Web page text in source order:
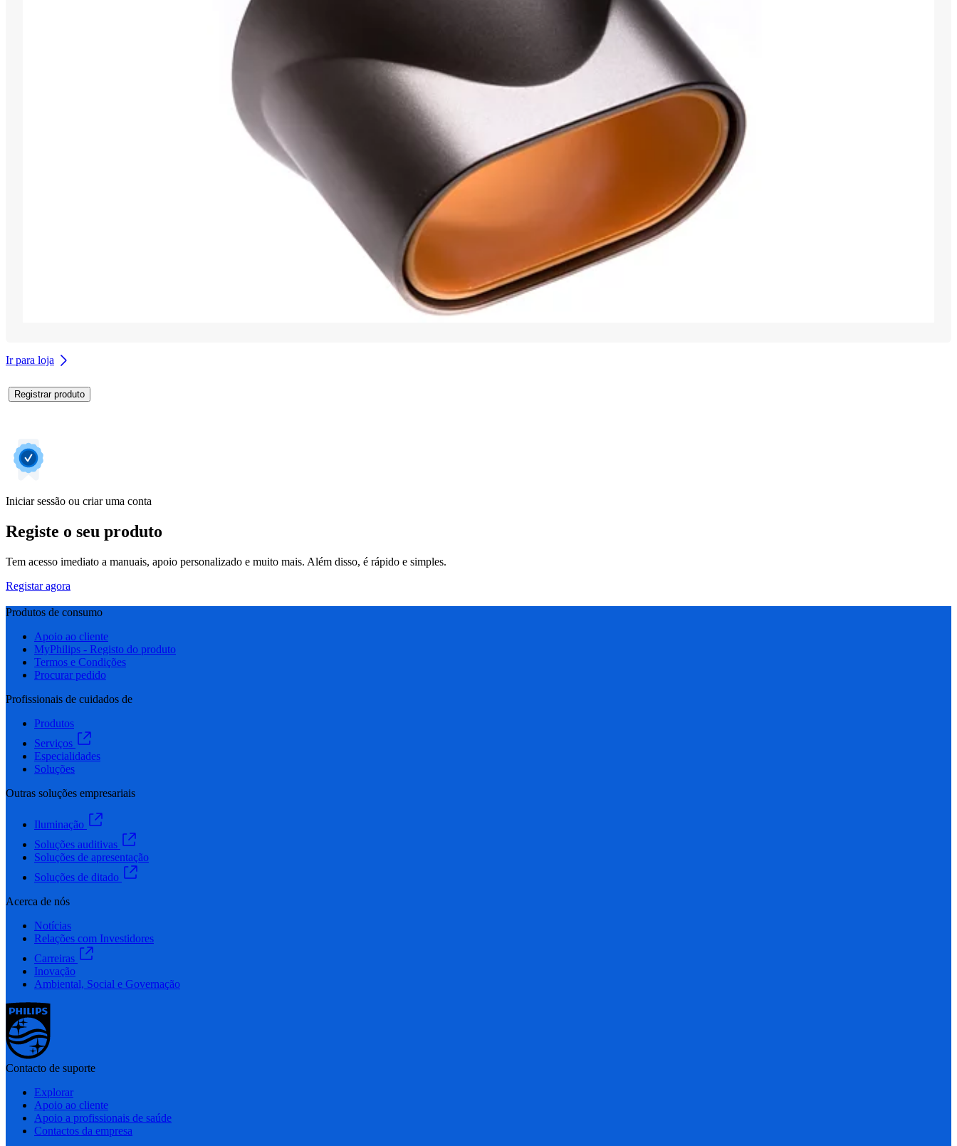
Ir para loja
Registrar produto
Iniciar sessão ou criar uma conta
Registe o seu produto
Tem acesso imediato a manuais, apoio personalizado e muito mais. Além disso, é rápido e simples.
Registar agora
Produtos de consumo
Apoio ao cliente
MyPhilips - Registo do produto
Termos e Condições
Procurar pedido
Profissionais de cuidados de
Produtos
Serviços
Especialidades
Soluções
Outras soluções empresariais
Iluminação
Soluções auditivas
Soluções de apresentação
Soluções de ditado
Acerca de nós
Notícias
Relações com Investidores
Carreiras
Inovação
Ambiental, Social e Governação
Contacto de suporte
Explorar
Apoio ao cliente
Apoio a profissionais de saúde
Contactos da empresa